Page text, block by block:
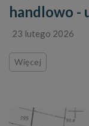
handlowo -
23 lutego 2026
Więcej